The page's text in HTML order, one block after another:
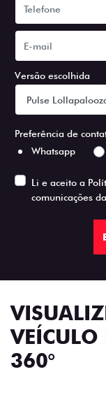
Versão escolhida
Preferência de
Whatsapp
Li e aceito a
comunicações
VEÍCULO
360°